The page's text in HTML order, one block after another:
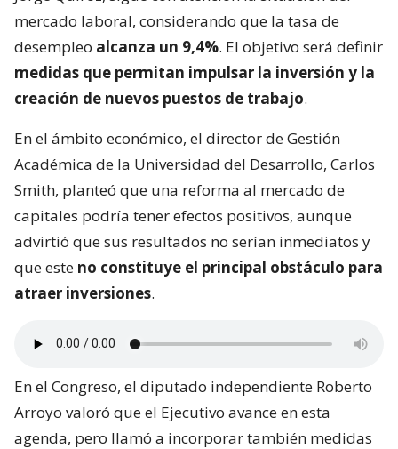
mercado laboral, considerando que la tasa de
desempleo alcanza un 9,4%. El objetivo será definir
medidas que permitan impulsar la inversión y la
creación de nuevos puestos de trabajo.
En el ámbito económico, el director de Gestión
Académica de la Universidad del Desarrollo, Carlos
Smith, planteó que una reforma al mercado de
capitales podría tener efectos positivos, aunque
advirtió que sus resultados no serían inmediatos y
que este no constituye el principal obstáculo para
atraer inversiones.
En el Congreso, el diputado independiente Roberto
Arroyo valoró que el Ejecutivo avance en esta
agenda, pero llamó a incorporar también medidas